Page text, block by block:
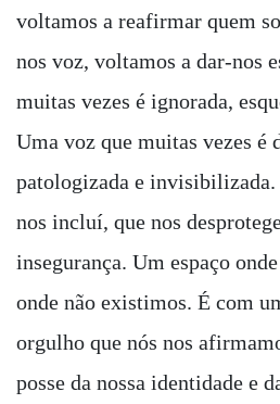
voltamos a reafirmar quem
nos voz, voltamos a dar-nos
muitas vezes é ignorada,
Uma voz que muitas vezes é
patologizada e invisibilizada.
nos incluí, que nos
insegurança. Um espaço
onde não existimos. É com
orgulho que nós nos
posse da nossa identidade e